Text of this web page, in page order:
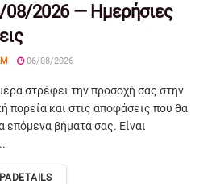
08/2026 — Ημερήσιες
06/08/2026
στρέφει την προσοχή σας στην
πορεία και στις αποφάσεις που θα
επόμενα βήματά σας. Είναι
DETAILS